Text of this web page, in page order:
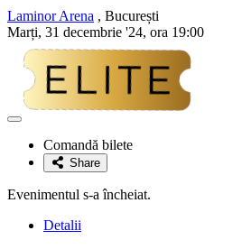
Laminor Arena , București
Marți, 31 decembrie '24, ora 19:00
Adaugă
favoriteComandă bilete
Share
Evenimentul s-a încheiat.
Detalii